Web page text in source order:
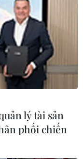
khiến ba
lý tài sản
phối chiến